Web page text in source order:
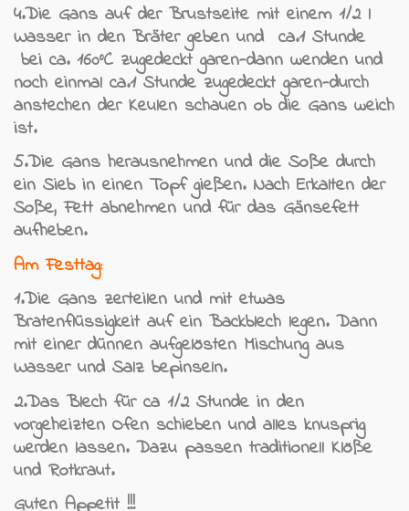
4.Die Gans auf der Brustseite mit einem 1/2 l
Wasser in den Bräter geben und ca.1 Stunde
bei ca. 160°C zugedeckt garen-dann wenden und
noch einmal ca.1 Stunde zugedeckt garen-durch
anstechen der Keulen schauen ob die Gans weich
ist.
5.Die Gans herausnehmen und die Soße durch
ein Sieb in einen Topf gießen. Nach Erkalten der
Soße, Fett abnehmen und für das Gänsefett
aufheben.
Am Festtag:
1.Die Gans zerteilen und mit etwas
Bratenflüssigkeit auf ein Backblech legen. Dann
mit einer dünnen aufgelösten Mischung aus
Wasser und Salz bepinseln.
2.Das Blech für ca 1/2 Stunde in den
vorgeheizten Ofen schieben und alles knusprig
werden lassen. Dazu passen traditionell Klöße
und Rotkraut.
Guten Appetit !!!